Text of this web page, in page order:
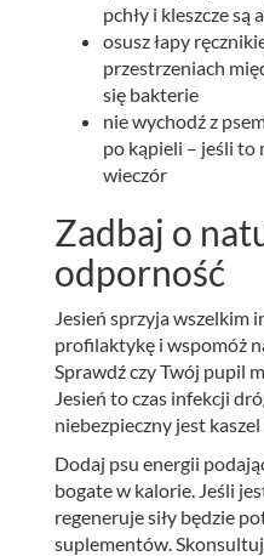
pchły i kleszcze
osusz łapy
przestrzeniach
się bakterie
nie wychodź z
po kąpieli – jeśli to
wieczór
Zadbaj o
odporność
Jesień sprzyja wszelkim
profilaktykę i wspomóż
Sprawdź czy Twój pupil
Jesień to czas infekcji
niebezpieczny jest
Dodaj psu energii
bogate w kalorie. Jeśli
regeneruje siły będzie
suplementów.